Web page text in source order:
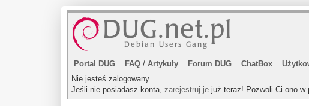
Portal DUG FAQ / Artykuły Forum DUG ChatBox
Nie jesteś zalogowany.
Jeśli nie posiadasz konta, zarejestruj je już teraz! Pozwoli Ci ono w